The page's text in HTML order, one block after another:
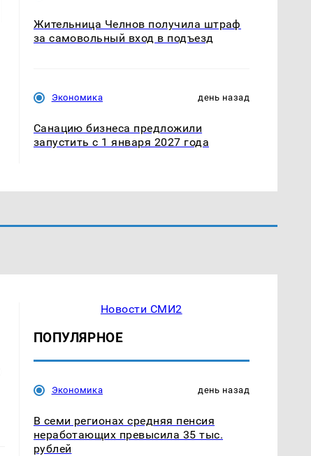
Жительница Челнов получила штраф
за самовольный вход в подъезд
Экономика день назад
Санацию бизнеса предложили
запустить с 1 января 2027 года
Новости СМИ2
ПОПУЛЯРНОЕ
Экономика день назад
В семи регионах средняя пенсия
неработающих превысила 35 тыс.
рублей